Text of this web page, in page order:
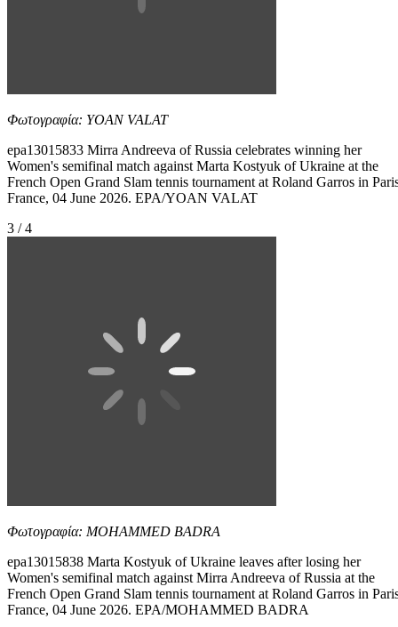
Φωτογραφία: YOAN VALAT
epa13015833 Mirra Andreeva of Russia celebrates winning her
Women's semifinal match against Marta Kostyuk of Ukraine at the
French Open Grand Slam tennis tournament at Roland Garros in
France, 04 June 2026. EPA/YOAN VALAT
3 / 4
Φωτογραφία: MOHAMMED BADRA
epa13015838 Marta Kostyuk of Ukraine leaves after losing her
Women's semifinal match against Mirra Andreeva of Russia at the
French Open Grand Slam tennis tournament at Roland Garros in
France, 04 June 2026. EPA/MOHAMMED BADRA